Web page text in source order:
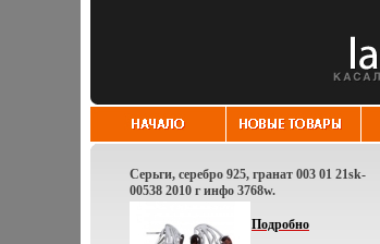
Серьги, серебро 925, гранат 003 01 21sk-
00538 2010 г инфо 3768w.
Подробно